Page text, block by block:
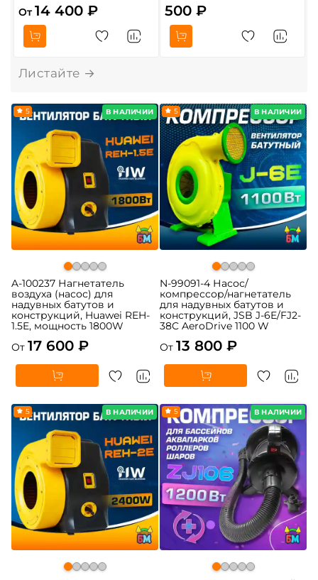
От 14 400 ₽ 500 ₽
В НАЛИЧИИ
5
A-100237 Нагнетатель
воздуха (насос) для
надувных батутов и
конструкций, Huawei REH-
1.5E, мощность 1800W
От 17 600 ₽
В НАЛИЧИИ
5
N-99091-4 Насос/
компрессор/нагнетатель
для надувных батутов и
конструкций, JSB J-6E/FJ2-
38C AeroDrive 1100 W
От 13 800 ₽
В НАЛИЧИИ
5 В НАЛИЧИИ
5